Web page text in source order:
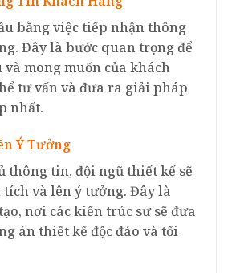
bằng việc tiếp nhận thông
Đây là bước quan trọng để
mong muốn của khách
tư vấn và đưa ra giải pháp
nhất.
Ý Tưởng
thông tin, đội ngũ thiết kế sẽ
và lên ý tưởng. Đây là
nơi các kiến trúc sư sẽ đưa
án thiết kế độc đáo và tối